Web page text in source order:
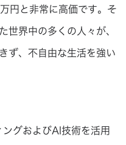
円と非常に高価です。そ
世界中の多くの人々が、
ず、不自由な生活を強い
グおよびAI技術を活用